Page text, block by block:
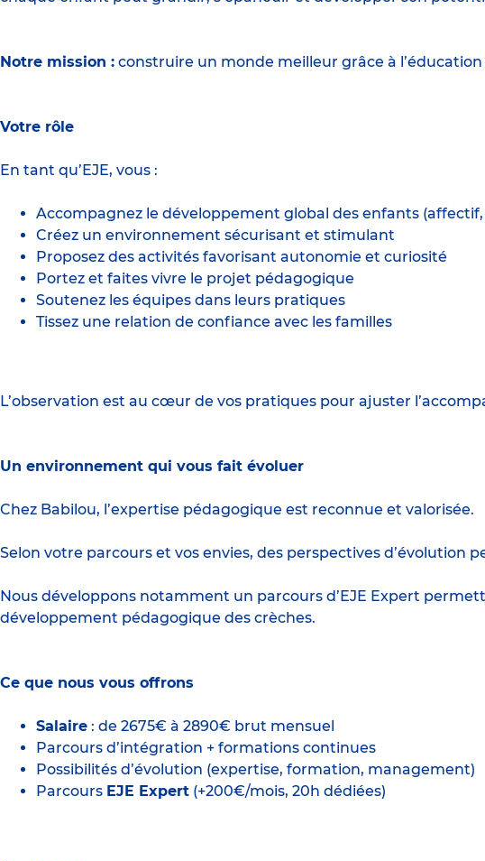
Notre mission : construire un monde meilleur grâce à
Votre rôle
En tant qu’EJE, vous :
Accompagnez le développement global des enfants
Créez un environnement sécurisant et stimulant
Proposez des activités favorisant autonomie et curiosité
Portez et faites vivre le projet pédagogique
Soutenez les équipes dans leurs pratiques
Tissez une relation de confiance avec les familles
L’observation est au cœur de vos pratiques pour ajuster
Un environnement qui vous fait évoluer
Chez Babilou, l’expertise pédagogique est reconnue et valorisée.
Selon votre parcours et vos envies, des perspectives
Nous développons notamment un parcours d’EJE Expert
développement pédagogique des crèches.
Ce que nous vous offrons
Salaire : de 2675€ à 2890€ brut mensuel
Parcours d’intégration + formations continues
Possibilités d’évolution (expertise, formation, management)
Parcours EJE Expert (+200€/mois, 20h dédiées)